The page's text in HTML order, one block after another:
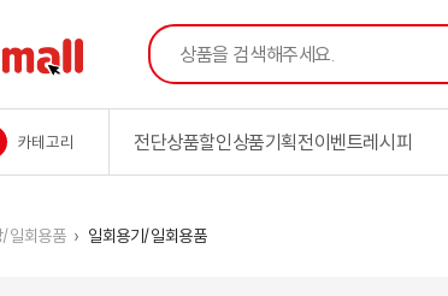
왕M1all상품을 검색해주세요.
카테고리 전단상품할인상품기획전이벤트레시피
/일회용품 일회용기/일회용품